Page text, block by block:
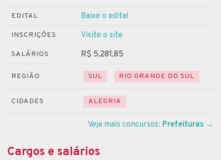
EDITAL Baixe o edital
INSCRIÇÕES Visite o site
SALÁRIOS R$ 5.281,85
REGIÃO SUL RIO GRANDE DO SUL
CIDADES ALEGRIA
Veja mais concursos: Prefeituras →
Cargos e salários